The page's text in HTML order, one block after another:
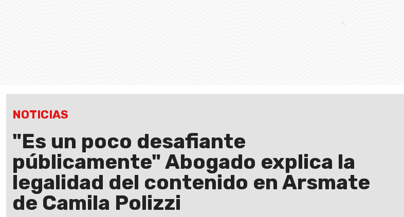
NOTICIAS
"Es un poco desafiante
públicamente" Abogado explica la
legalidad del contenido en Arsmate
de Camila Polizzi